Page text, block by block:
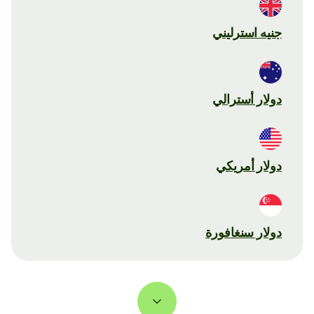
جنيه استرليني
دولار أسترالي
دولار أمريكي
دولار سنغافورة